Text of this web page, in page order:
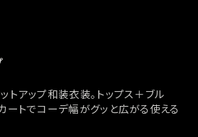
トアップ和装衣装。トップス＋ブル
トでコーデ幅がグッと広がる使える